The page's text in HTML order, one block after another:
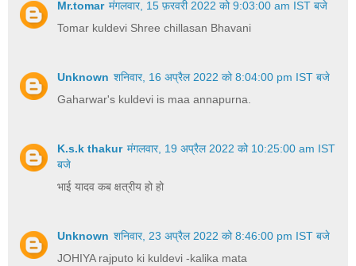
Mr.tomar मंगलवार, 15 फ़रवरी 2022 को 9:03:00 am IST बजे
Tomar kuldevi Shree chillasan Bhavani
Unknown शनिवार, 16 अप्रैल 2022 को 8:04:00 pm IST बजे
Gaharwar's kuldevi is maa annapurna.
K.s.k thakur मंगलवार, 19 अप्रैल 2022 को 10:25:00 am IST
बजे
भाई यादव कब क्षत्रीय हो हो
Unknown शनिवार, 23 अप्रैल 2022 को 8:46:00 pm IST बजे
JOHIYA rajputo ki kuldevi -kalika mata